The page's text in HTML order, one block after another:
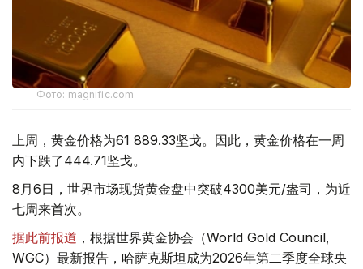
Фото: magnific.com
上周，黄金价格为61 889.33坚戈。因此，黄金价格在一周
内下跌了444.71坚戈。
8月6日，世界市场现货黄金盘中突破4300美元/盎司，为近
七周来首次。
据此前报道 ，根据世界黄金协会（World Gold Council,
WGC）最新报告，哈萨克斯坦成为2026年第二季度全球央